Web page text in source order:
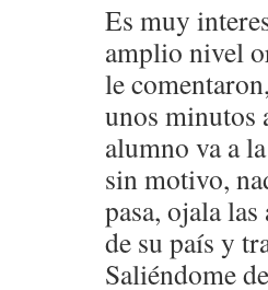
Es muy
amplio nivel
le
unos minutos
alumno va a
sin motivo,
pasa, ojala
de su país y
Saliéndome